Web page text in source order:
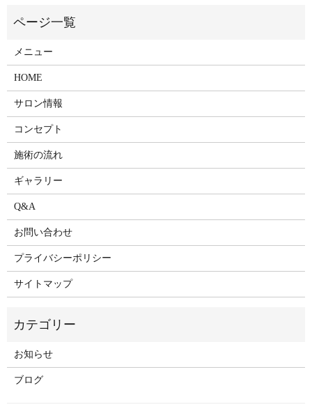
メニュー
HOME
サロン情報
コンセプト
施術の流れ
ギャラリー
Q&A
お問い合わせ
プライバシーポリシー
サイトマップ
お知らせ
ブログ